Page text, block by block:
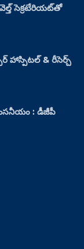
సెక్రటేరియట్‌తో
హాస్పిటల్ & రీసెర్చ్
: డీజీపీ